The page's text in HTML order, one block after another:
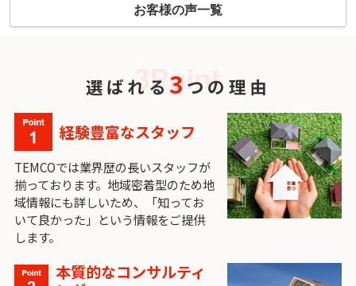
お客様の声一覧
選ばれる 3 つの理由
経験豊富なスタッフ
TEMCOでは業界歴の長いスタッフが
揃っております。地域密着型のため地
域情報にも詳しいため、「知ってお
いて良かった」という情報をご提供
します。
本質的なコンサルティ